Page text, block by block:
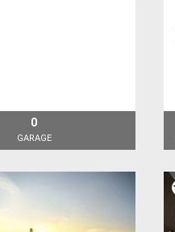
0
GARAGE